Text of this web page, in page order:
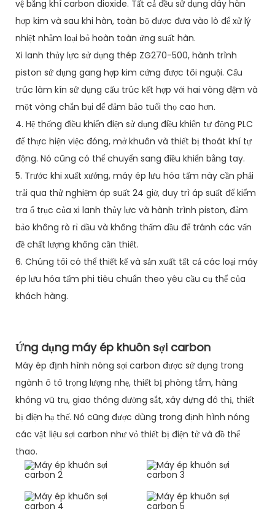
vệ bằng khí carbon dioxide. Tất cả đều sử dụng dây hàn
hợp kim và sau khi hàn, toàn bộ được đưa vào lò để xử lý
nhiệt nhằm loại bỏ hoàn toàn ứng suất hàn.
Xi lanh thủy lực sử dụng thép ZG270-500, hành trình
piston sử dụng gang hợp kim cứng được tôi nguội. Cấu
trúc làm kín sử dụng cấu trúc kết hợp với hai vòng đệm và
một vòng chắn bụi để đảm bảo tuổi thọ cao hơn.
4. Hệ thống điều khiển điện sử dụng điều khiển tự động PLC
để thực hiện việc đóng, mở khuôn và thiết bị thoát khí tự
động. Nó cũng có thể chuyển sang điều khiển bằng tay.
5. Trước khi xuất xưởng, máy ép lưu hóa tấm này cần phải
trải qua thử nghiệm áp suất 24 giờ, duy trì áp suất để kiểm
tra ổ trục của xi lanh thủy lực và hành trình piston, đảm
bảo không rò rỉ dầu và không thấm dầu để tránh các vấn
đề chất lượng không cần thiết.
6. Chúng tôi có thể thiết kế và sản xuất tất cả các loại máy
ép lưu hóa tấm phi tiêu chuẩn theo yêu cầu cụ thể của
khách hàng.
Ứng dụng máy ép khuôn sợi carbon
Máy ép định hình nóng sợi carbon được sử dụng trong
ngành ô tô trọng lượng nhẹ, thiết bị phòng tắm, hàng
không vũ trụ, giao thông đường sắt, xây dựng đô thị, thiết
bị điện hạ thế. Nó cũng được dùng trong định hình nóng
các vật liệu sợi carbon như vỏ thiết bị điện tử và đồ thể
thao.